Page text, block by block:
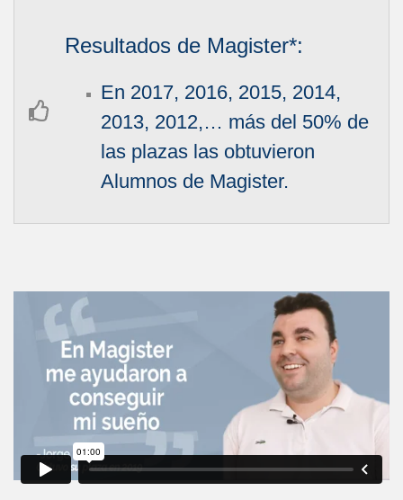
Resultados de Magister*:
En 2017, 2016, 2015, 2014,
2013, 2012,… más del 50% de
las plazas las obtuvieron
Alumnos de Magister.